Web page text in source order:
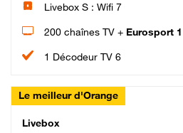
Livebox S : Wifi 7
200 chaînes TV + Eurosport 1
1 Décodeur TV 6
Le meilleur d'Orange
Livebox Max Fibre
Livebox